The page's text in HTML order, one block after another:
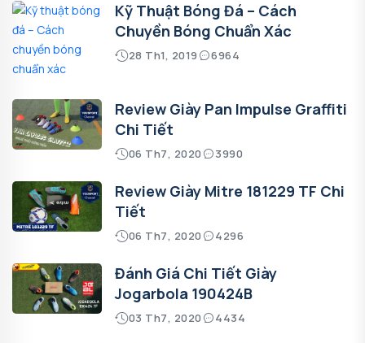
Kỹ Thuật Bóng Đá – Cách
Chuyền Bóng Chuẩn Xác
28 Th1, 2019 6964
Review Giày Pan Impulse Graffiti
Chi Tiết
06 Th7, 2020 3990
Review Giày Mitre 181229 TF Chi
Tiết
06 Th7, 2020 4296
Đánh Giá Chi Tiết Giày
Jogarbola 190424B
03 Th7, 2020 4434